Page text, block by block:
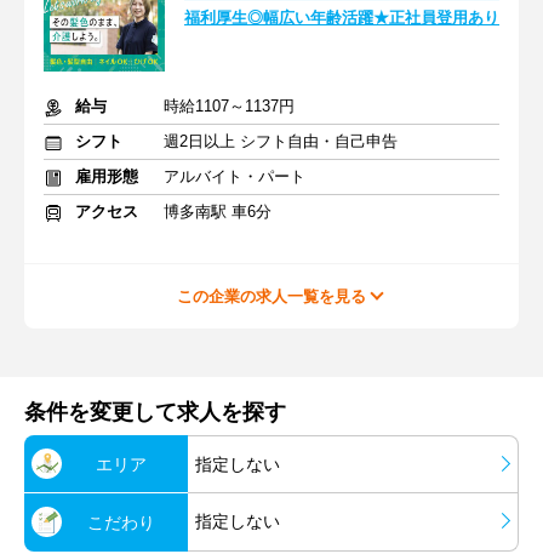
福利厚生◎幅広い年齢活躍★正社員登用あり
給与
時給1107～1137円
シフト
週2日以上 シフト自由・自己申告
雇用形態
アルバイト・パート
アクセス
博多南駅 車6分
この企業の求人一覧を見る
条件を変更して求人を探す
エリア 指定しない
こだわり 指定しない